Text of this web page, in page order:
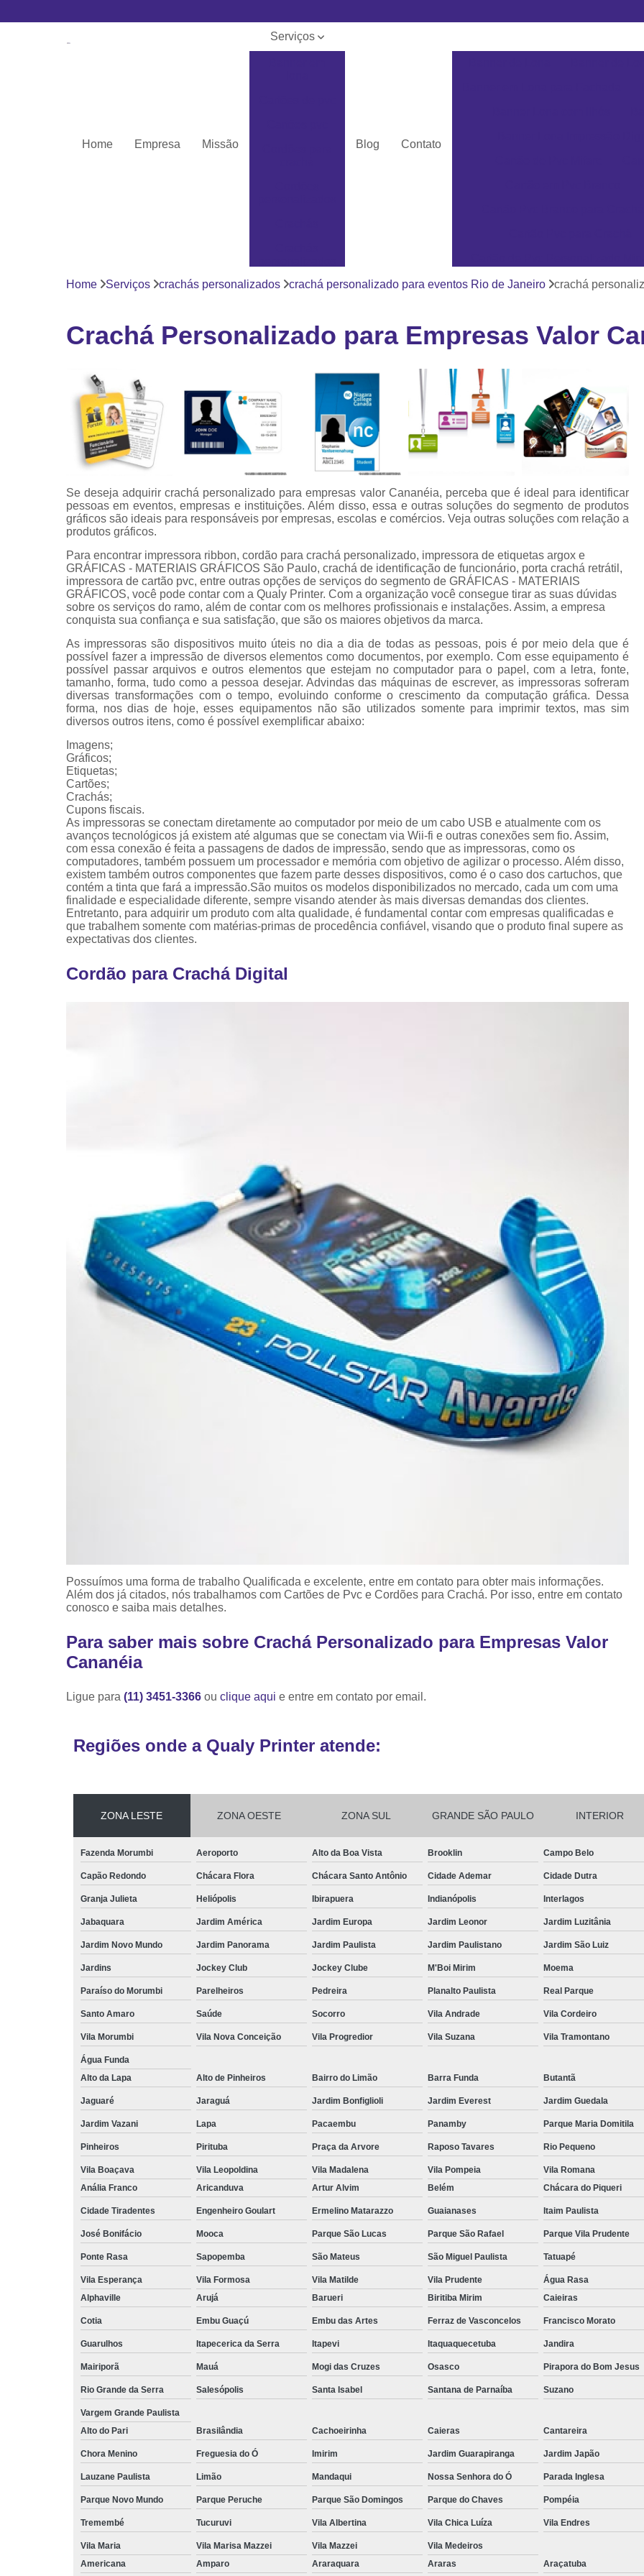
Home Empresa Missão
Serviços
Impressoras
Ribbon
impressoras
Ribbons
Blog Contato
Cartão de Visita em Pvc
Cartão Fidelidade
Cordão de Crachá
Cordão para Crachá
Cordão para Crachá em
Cordão para Crachá
Fábrica
Cordões para
Cordinha de
Cordinha
Cordinha para
Cordão Crachá
Cordão de Crachá Personalizado
Cordão para Crachá com
Cordão
Cordão
Crachá de Identificação
Crachá em Branco
Crachá Identificação
Crachá com
Crachá de
Impressora de Etiquetas Argox
Impressora Zebra
Porta Crachá Conjugado
Porta Crachá Plástico
Porta Crachá Transparente
Ribbon Colorido
Ribbon
Ribbon Fargo
Ribbon
Ribbon Resina
Ribbon de Impressora
Ribbon Impressora
Ribbon Impressora
Ribbon Metalizado
Ribbon para
Ribbon para
Home Serviços crachás personalizados crachá personalizado para eventos Rio de Janeiro crachá
Crachá Personalizado para Empresas Valor
Se deseja adquirir crachá personalizado para empresas valor Cananéia, perceba que é ideal para identificar
pessoas em eventos, empresas e instituições. Além disso, essa e outras soluções do segmento de produtos
gráficos são ideais para responsáveis por empresas, escolas e comércios. Veja outras soluções com relação a
produtos gráficos.
Para encontrar impressora ribbon, cordão para crachá personalizado, impressora de etiquetas argox e
GRÁFICAS - MATERIAIS GRÁFICOS São Paulo, crachá de identificação de funcionário, porta crachá retrátil,
impressora de cartão pvc, entre outras opções de serviços do segmento de GRÁFICAS - MATERIAIS
GRÁFICOS, você pode contar com a Qualy Printer. Com a organização você consegue tirar as suas dúvidas
sobre os serviços do ramo, além de contar com os melhores profissionais e instalações. Assim, a empresa
conquista sua confiança e sua satisfação, que são os maiores objetivos da marca.
As impressoras são dispositivos muito úteis no dia a dia de todas as pessoas, pois é por meio dela que é
possível fazer a impressão de diversos elementos como documentos, por exemplo. Com esse equipamento é
possível passar arquivos e outros elementos que estejam no computador para o papel, com a letra, fonte,
tamanho, forma, tudo como a pessoa desejar. Advindas das máquinas de escrever, as impressoras sofreram
diversas transformações com o tempo, evoluindo conforme o crescimento da computação gráfica. Dessa
forma, nos dias de hoje, esses equipamentos não são utilizados somente para imprimir textos, mas sim
diversos outros itens, como é possível exemplificar abaixo:
Imagens;
Gráficos;
Etiquetas;
Cartões;
Crachás;
Cupons fiscais.
As impressoras se conectam diretamente ao computador por meio de um cabo USB e atualmente com os
avanços tecnológicos já existem até algumas que se conectam via Wii-fi e outras conexões sem fio. Assim,
com essa conexão é feita a passagens de dados de impressão, sendo que as impressoras, como os
computadores, também possuem um processador e memória com objetivo de agilizar o processo. Além disso,
existem também outros componentes que fazem parte desses dispositivos, como é o caso dos cartuchos, que
contém a tinta que fará a impressão.São muitos os modelos disponibilizados no mercado, cada um com uma
finalidade e especialidade diferente, sempre visando atender às mais diversas demandas dos clientes.
Entretanto, para adquirir um produto com alta qualidade, é fundamental contar com empresas qualificadas e
que trabalhem somente com matérias-primas de procedência confiável, visando que o produto final supere as
expectativas dos clientes.
Cordão para Crachá Digital
Possuímos uma forma de trabalho Qualificada e excelente, entre em contato para obter mais informações.
Além dos já citados, nós trabalhamos com Cartões de Pvc e Cordões para Crachá. Por isso, entre em contato
conosco e saiba mais detalhes.
Para saber mais sobre Crachá Personalizado para Empresas Valor
Cananéia
Ligue para (11) 3451-3366 ou clique aqui e entre em contato por email.
Regiões onde a Qualy Printer atende:
ZONA LESTE ZONA OESTE ZONA SUL GRANDE SÃO PAULO INTERIOR
Fazenda Morumbi Aeroporto Alto da Boa Vista Brooklin Campo Belo
Capão Redondo Chácara Flora Chácara Santo Antônio Cidade Ademar Cidade Dutra
Granja Julieta Heliópolis Ibirapuera Indianópolis Interlagos
Jabaquara Jardim América Jardim Europa Jardim Leonor Jardim Luzitânia
Jardim Novo Mundo Jardim Panorama Jardim Paulista Jardim Paulistano Jardim São Luiz
Jardins Jockey Club Jockey Clube M'Boi Mirim Moema
Paraíso do Morumbi Parelheiros Pedreira Planalto Paulista Real Parque
Santo Amaro Saúde Socorro Vila Andrade Vila Cordeiro
Vila Morumbi Vila Nova Conceição Vila Progredior Vila Suzana Vila Tramontano
Água Funda
Alto da Lapa
Alto de Pinheiros Bairro do Limão Barra Funda Butantã
Jaguaré Jaraguá Jardim Bonfiglioli Jardim Everest Jardim Guedala
Jardim Vazani Lapa Pacaembu Panamby Parque Maria Domitila
Pinheiros Pirituba Praça da Arvore Raposo Tavares Rio Pequeno
Vila Boaçava Vila Leopoldina Vila Madalena Vila Pompeia Vila Romana
Anália Franco
Aricanduva Artur Alvim Belém Chácara do Piqueri
Cidade Tiradentes Engenheiro Goulart Ermelino Matarazzo Guaianases Itaim Paulista
José Bonifácio Mooca Parque São Lucas Parque São Rafael Parque Vila Prudente
Ponte Rasa Sapopemba São Mateus São Miguel Paulista Tatuapé
Vila Esperança Vila Formosa Vila Matilde Vila Prudente
Água Rasa
Alphaville
Arujá Barueri Biritiba Mirim Caieiras
Cotia Embu Guaçú Embu das Artes Ferraz de Vasconcelos Francisco Morato
Guarulhos Itapecerica da Serra Itapevi Itaquaquecetuba Jandira
Mairiporã Mauá Mogi das Cruzes Osasco Pirapora do Bom Jesus
Rio Grande da Serra Salesópolis Santa Isabel Santana de Parnaíba Suzano
Vargem Grande Paulista
Alto do Pari
Brasilândia Cachoeirinha Caieras Cantareira
Chora Menino Freguesia do Ó Imirim Jardim Guarapiranga Jardim Japão
Lauzane Paulista Limão Mandaqui Nossa Senhora do Ó Parada Inglesa
Parque Novo Mundo Parque Peruche Parque São Domingos Parque do Chaves Pompéia
Tremembé Tucuruvi Vila Albertina Vila Chica Luíza Vila Endres
Vila Maria Vila Marisa Mazzei Vila Mazzei
Vila Medeiros
Americana
Amparo Araraquara Araras Araçatuba